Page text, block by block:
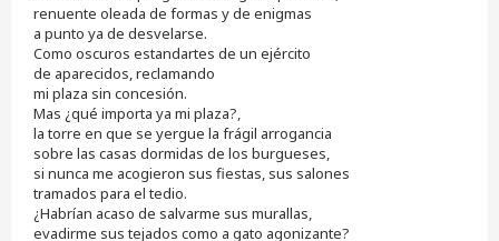
renuente oleada de formas y de enigmas
a punto ya de desvelarse.
Como oscuros estandartes de un ejército
de aparecidos, reclamando
mi plaza sin concesión.
Mas ¿qué importa ya mi plaza?,
la torre en que se yergue la frágil arrogancia
sobre las casas dormidas de los burgueses,
si nunca me acogieron sus fiestas, sus salones
tramados para el tedio.
¿Habrían acaso de salvarme sus murallas,
evadirme sus tejados como a gato agonizante?